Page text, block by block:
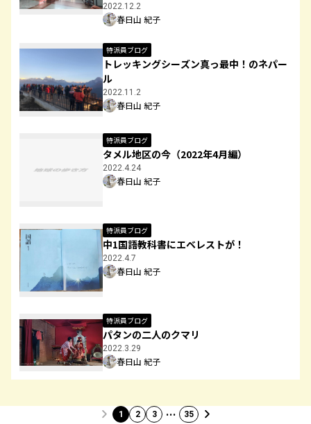
2022.12.2
春日山 紀子
特派員ブログ
トレッキングシーズン真っ最中！のネパー
ル
2022.11.2
春日山 紀子
特派員ブログ
タメル地区の今（2022年4月編）
2022.4.24
春日山 紀子
特派員ブログ
中1国語教科書にエベレストが！
2022.4.7
春日山 紀子
特派員ブログ
パタンの二人のクマリ
2022.3.29
春日山 紀子
1 2 3 … 35